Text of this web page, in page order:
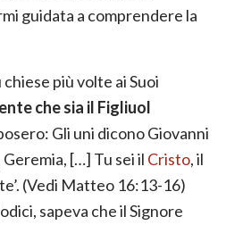
guidata a comprendere la
più volte ai Suoi
che sia il Figliuol
Gli uni dicono Giovanni
[…] Tu sei il Cristo, il
(Vedi Matteo 16:13-16)
sapeva che il Signore